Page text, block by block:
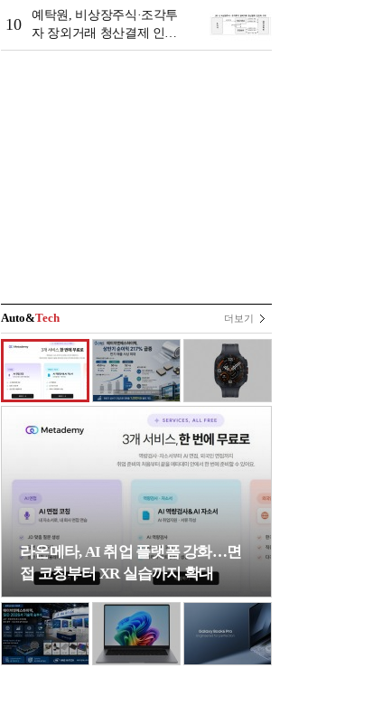
10
예탁원, 비상장주식·조각투
자 장외거래 청산결제 인프
라 구축 착수
Auto&Tech 더보기
라온메타, AI 취업 플랫폼 강화…면
접 코칭부터 XR 실습까지 확대